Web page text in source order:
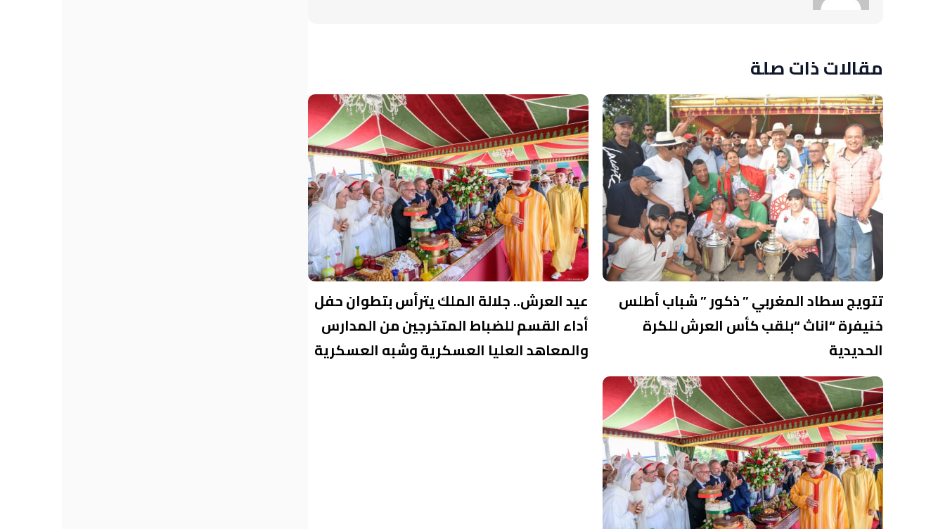
مقالات ذات صلة
تتويج سطاد المغربي ” ذكور ” شباب أطلس
خنيفرة “اناث “بلقب كأس العرش للكرة
الحديدية
عيد العرش.. جلالة الملك يترأس بتطوان حفل
أداء القسم للضباط المتخرجين من المدارس
والمعاهد العليا العسكرية وشبه العسكرية